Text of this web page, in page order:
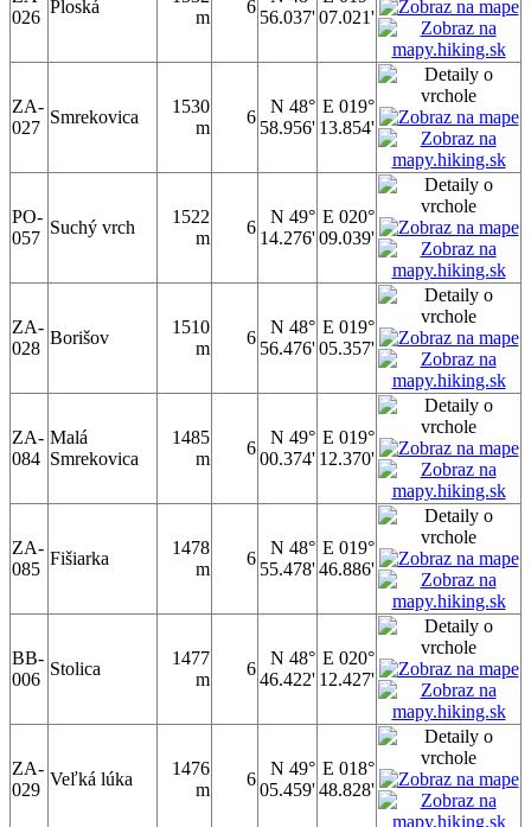
026
Ploská
m
6
56.037'07.021'
ZA-
027
Smrekovica
1530
m
6
N 48°
58.956'
E 019°
13.854'
PO-
057
Suchý vrch
1522
m
6
N 49°
14.276'
E 020°
09.039'
ZA-
028
Borišov
1510
m
6
N 48°
56.476'
E 019°
05.357'
ZA-
084
Malá
Smrekovica
1485
m
6
N 49°
00.374'
E 019°
12.370'
ZA-
085
Fišiarka
1478
m
6
N 48°
55.478'
E 019°
46.886'
BB-
006
Stolica
1477
m
6
N 48°
46.422'
E 020°
12.427'
ZA-
029
Veľká lúka
1476
m
6
N 49°
05.459'
E 018°
48.828'